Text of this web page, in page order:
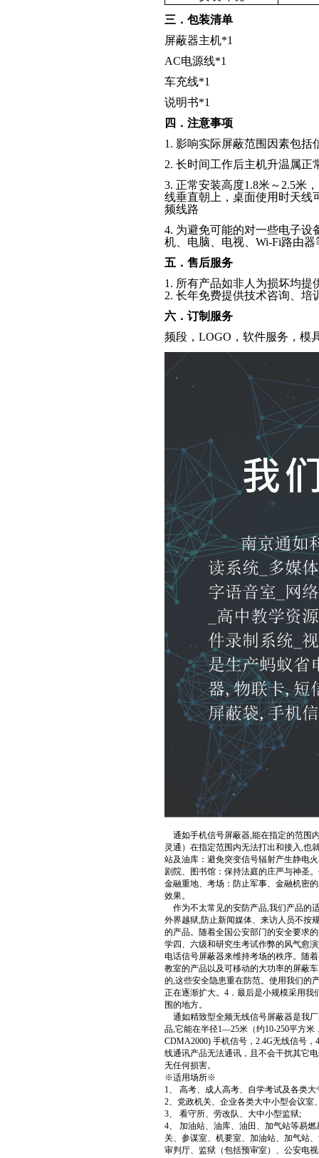
三．包装清单
屏蔽器主机*1
AC电源线*1
车充线*1
说明书*1
四．注意事项
1. 影响实际屏蔽范围因素包括
2. 长时间工作后主机升温属正
3. 正常安装高度1.8米～ 2.5米
线垂直朝上，桌面使用时天线
频线路
4. 为避免可能的对一些电子设
机、电脑、电视、 Wi-Fi路由器
五．售后服务
1. 所有产品如非人为损坏均提
2. 长年免费提供技术咨询、培
六．订制服务
频段， LOGO ，软件服务，模
通如手机信号屏蔽器,能在指定的范围
灵通）在指定范围内无法打出和接入,也
站及油库：避免突变信号辐射产生静电
剧院、图书馆：保持法庭的庄严与神圣
金融重地、考场：防止军事、金融机密
效果。
作为不太常见的安防产品,我们产品的
外界越狱,防止新闻媒体、来访人员不按
的产品。随着全国公安部门的安全要求
学四、六级和研究生考试作弊的风气愈
电话信号屏蔽器来维持考场的秩序。随
教室的产品以及可移动的大功率的屏蔽
的,这些安全隐患重在防范。使用我们的
正在逐渐扩大。4．最后是小规模采用
围的地方。
通如精致型全频无线信号屏蔽器是我
品,它能在半径1—25米（约10-250平方
CDMA2000) 手机信号，2.4G无线信号
线通讯产品无法通讯，且不会干扰其它
无任何损害。
※适用场所※
1、 高考、成人高考、自学考试及各类大
2、党政机关、企业各类大中小型会议室
3、 看守所、劳改队、大中小型监狱;
4、 加油站、油库、油田、加气站等易
关、参谋室、机要室、加油站、加气站
审判厅、监狱（包括预审室）、公安电